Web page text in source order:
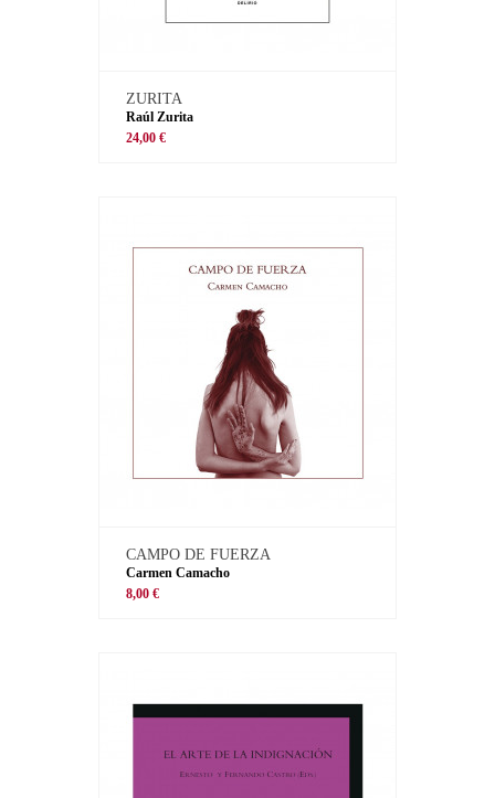
ZURITA
Raúl Zurita
24,00 €
CAMPO DE FUERZA
Carmen Camacho
8,00 €